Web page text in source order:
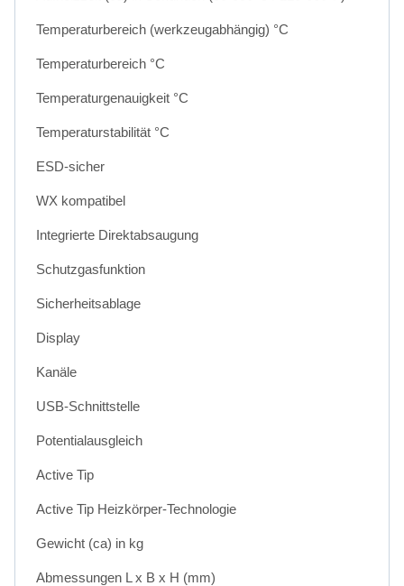
Temperaturbereich (werkzeugabhängig) °C
Temperaturbereich °C
Temperaturgenauigkeit °C
Temperaturstabilität °C
ESD-sicher
WX kompatibel
Integrierte Direktabsaugung
Schutzgasfunktion
Sicherheitsablage
Display
Kanäle
USB-Schnittstelle
Potentialausgleich
Active Tip
Active Tip Heizkörper-Technologie
Gewicht (ca) in kg
Abmessungen L x B x H (mm)